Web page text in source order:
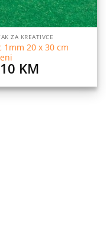
ZA KREATIVCE
1mm 20 x 30 cm
KM